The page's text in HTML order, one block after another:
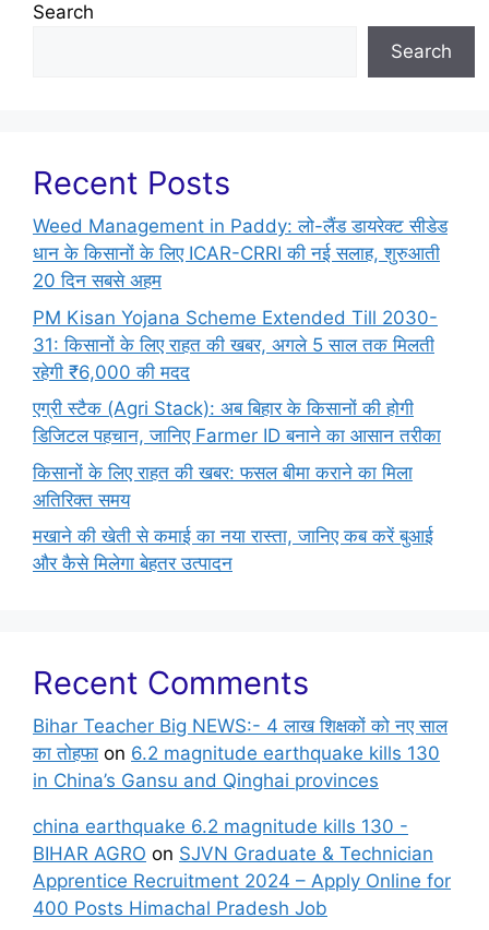
Search
Search
Recent Posts
Weed Management in Paddy: लो-लैंड डायरेक्ट सीडेड
धान के किसानों के लिए ICAR-CRRI की नई सलाह, शुरुआती
20 दिन सबसे अहम
PM Kisan Yojana Scheme Extended Till 2030-
31: किसानों के लिए राहत की खबर, अगले 5 साल तक मिलती
रहेगी ₹6,000 की मदद
एग्री स्टैक (Agri Stack): अब बिहार के किसानों की होगी
डिजिटल पहचान, जानिए Farmer ID बनाने का आसान तरीका
किसानों के लिए राहत की खबर: फसल बीमा कराने का मिला
अतिरिक्त समय
मखाने की खेती से कमाई का नया रास्ता, जानिए कब करें बुआई
और कैसे मिलेगा बेहतर उत्पादन
Recent Comments
Bihar Teacher Big NEWS:- 4 लाख शिक्षकों को नए साल
का तोहफा on 6.2 magnitude earthquake kills 130
in China’s Gansu and Qinghai provinces
china earthquake 6.2 magnitude kills 130 -
BIHAR AGRO on SJVN Graduate & Technician
Apprentice Recruitment 2024 – Apply Online for
400 Posts Himachal Pradesh Job